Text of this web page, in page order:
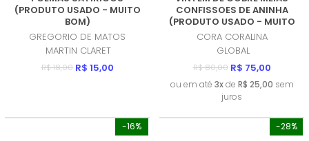
(PRODUTO USADO - MUITO
BOM)
GREGORIO DE MATOS
MARTIN CLARET
R$ 18,00 R$ 15,00
CONFISSOES DE ANINHA
(PRODUTO USADO - MUITO
BOM)
CORA CORALINA
GLOBAL
R$ 80,00 R$ 75,00
ou em até 3xde R$ 25,00 sem
juros
-16% -28%